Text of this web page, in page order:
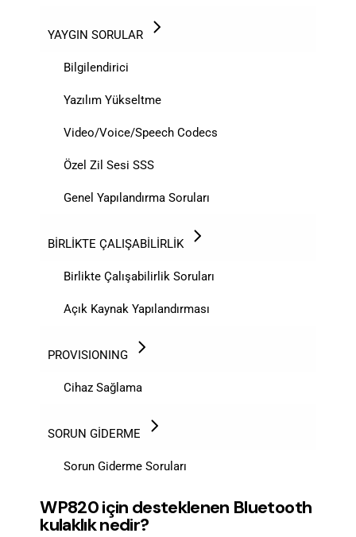
YAYGIN SORULAR
Bilgilendirici
Yazılım Yükseltme
Video/Voice/Speech Codecs
Özel Zil Sesi SSS
Genel Yapılandırma Soruları
BİRLİKTE ÇALIŞABİLİRLİK
Birlikte Çalışabilirlik Soruları
Açık Kaynak Yapılandırması
PROVISIONING
Cihaz Sağlama
SORUN GİDERME
Sorun Giderme Soruları
WP820 için desteklenen Bluetooth
kulaklık nedir?